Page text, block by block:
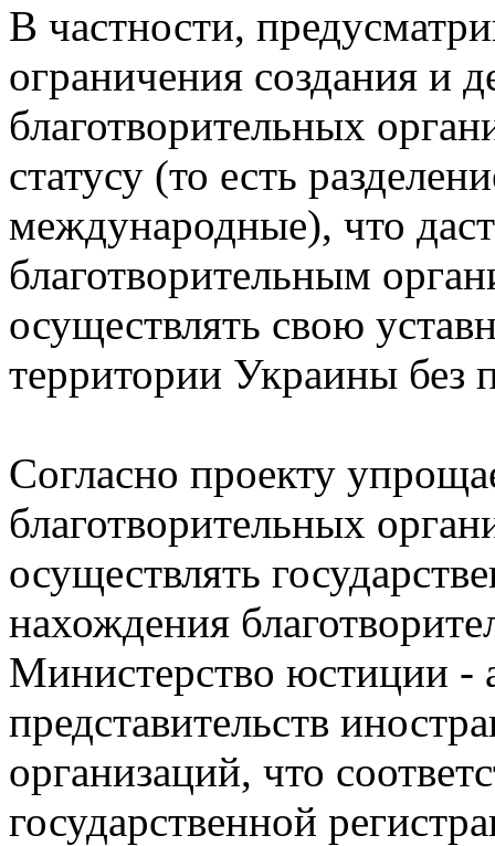
В частности,
ограничения создания и
благотворительных
статусу (то есть
международные), что
благотворительным
осуществлять свою
территории Украины без
Согласно проекту
благотворительных
осуществлять
нахождения
Министерство юстиции -
представительств
организаций, что
государственной